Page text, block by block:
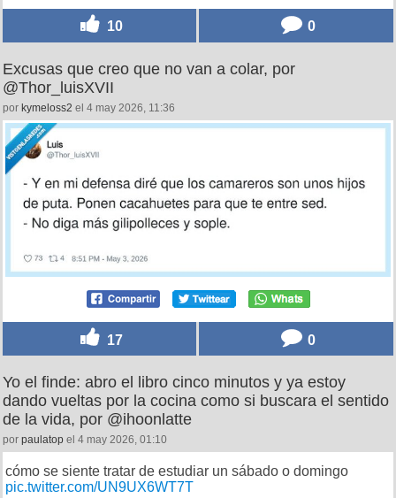
10 0
Excusas que creo que no van a colar, por
@Thor_luisXVII
por kymeloss2 el 4 may 2026, 11:36
17 0
Yo el finde: abro el libro cinco minutos y ya estoy
dando vueltas por la cocina como si buscara el sentido
de la vida, por @ihoonlatte
por paulatop el 4 may 2026, 01:10
cómo se siente tratar de estudiar un sábado o domingo
pic.twitter.com/UN9UX6WT7T